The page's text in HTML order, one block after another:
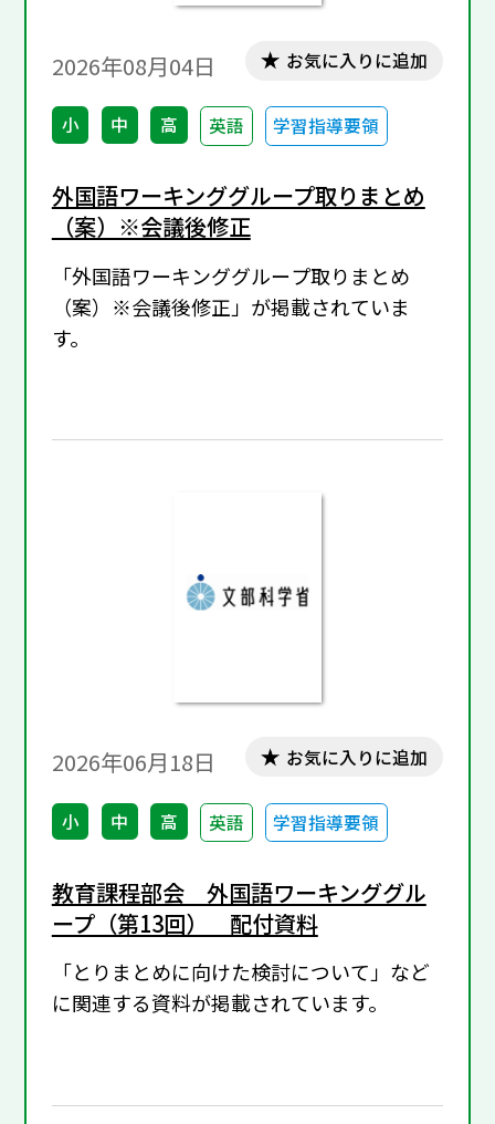
2026年08月04日
小 中 高 英語 学習指導要領
お気に入りに追加
外国語ワーキンググループ取りまとめ
（案）※会議後修正
「外国語ワーキンググループ取りまとめ
（案）※会議後修正」が掲載されていま
す。
2026年06月18日
小 中 高 英語 学習指導要領
お気に入りに追加
教育課程部会 外国語ワーキンググル
ープ（第13回） 配付資料
「とりまとめに向けた検討について」など
に関連する資料が掲載されています。